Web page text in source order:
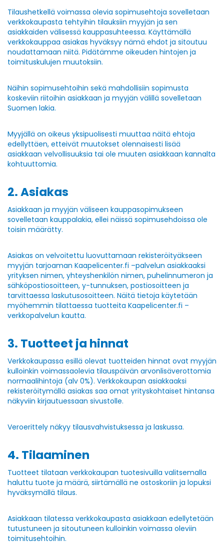
Tilaushetkellä voimassa olevia sopimusehtoja sovelletaan
verkkokaupasta tehtyihin tilauksiin myyjän ja sen
asiakkaiden välisessä kauppasuhteessa. Käyttämällä
verkkokauppaa asiakas hyväksyy nämä ehdot ja sitoutuu
noudattamaan niitä. Pidätämme oikeuden hintojen ja
toimituskulujen muutoksiin.
Näihin sopimusehtoihin sekä mahdollisiin sopimusta
koskeviin riitoihin asiakkaan ja myyjän välillä sovelletaan
Suomen lakia.
Myyjällä on oikeus yksipuolisesti muuttaa näitä ehtoja
edellyttäen, etteivät muutokset olennaisesti lisää
asiakkaan velvollisuuksia tai ole muuten asiakkaan kannalta
kohtuuttomia.
2. Asiakas
Asiakkaan ja myyjän väliseen kauppasopimukseen
sovelletaan kauppalakia, ellei näissä sopimusehdoissa ole
toisin määrätty.
Asiakas on velvoitettu luovuttamaan rekisteröityäkseen
myyjän tarjoaman Kaapelicenter.fi –palvelun asiakkaaksi
yrityksen nimen, yhteyshenkilön nimen, puhelinnumeron ja
sähköpostiosoitteen, y-tunnuksen, postiosoitteen ja
tarvittaessa laskutusosoitteen. Näitä tietoja käytetään
myöhemmin tilattaessa tuotteita Kaapelicenter.fi –
verkkopalvelun kautta.
3. Tuotteet ja hinnat
Verkkokaupassa esillä olevat tuotteiden hinnat ovat myyjän
kulloinkin voimassaolevia tilauspäivän arvonlisäverottomia
normaalihintoja (alv 0%). Verkkokaupan asiakkaaksi
rekisteröitymällä asiakas saa omat yrityskohtaiset hintansa
näkyviin kirjautuessaan sivustolle.
Veroerittely näkyy tilausvahvistuksessa ja laskussa.
4. Tilaaminen
Tuotteet tilataan verkkokaupan tuotesivuilla valitsemalla
haluttu tuote ja määrä, siirtämällä ne ostoskoriin ja lopuksi
hyväksymällä tilaus.
Asiakkaan tilatessa verkkokaupasta asiakkaan edellytetään
tutustuneen ja sitoutuneen kulloinkin voimassa oleviin
toimitusehtoihin.